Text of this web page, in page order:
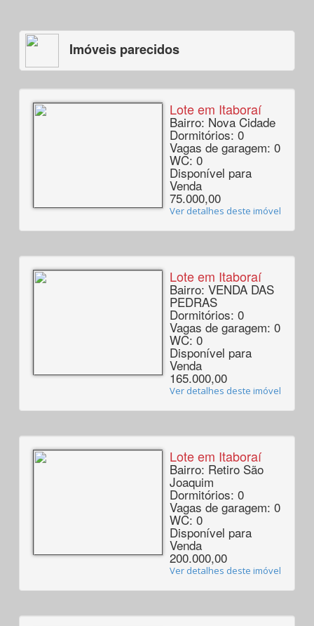
Imóveis parecidos
Lote em Itaboraí
Bairro: Nova Cidade
Dormitórios: 0
Vagas de garagem: 0
WC: 0
Disponível para
Venda
75.000,00
Ver detalhes deste imóvel
Lote em Itaboraí
Bairro: VENDA DAS
PEDRAS
Dormitórios: 0
Vagas de garagem: 0
WC: 0
Disponível para
Venda
165.000,00
Ver detalhes deste imóvel
Lote em Itaboraí
Bairro: Retiro São
Joaquim
Dormitórios: 0
Vagas de garagem: 0
WC: 0
Disponível para
Venda
200.000,00
Ver detalhes deste imóvel